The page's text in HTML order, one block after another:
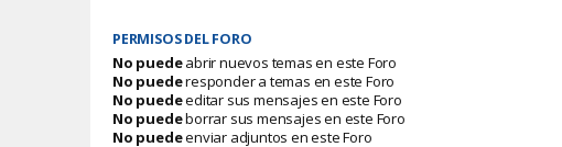
PERMISOS DEL FORO
No puedeabrir nuevos temas en este Foro
No puederesponder a temas en este Foro
No puedeeditar sus mensajes en este Foro
No puedeborrar sus mensajes en este Foro
No puedeenviar adjuntos en este Foro